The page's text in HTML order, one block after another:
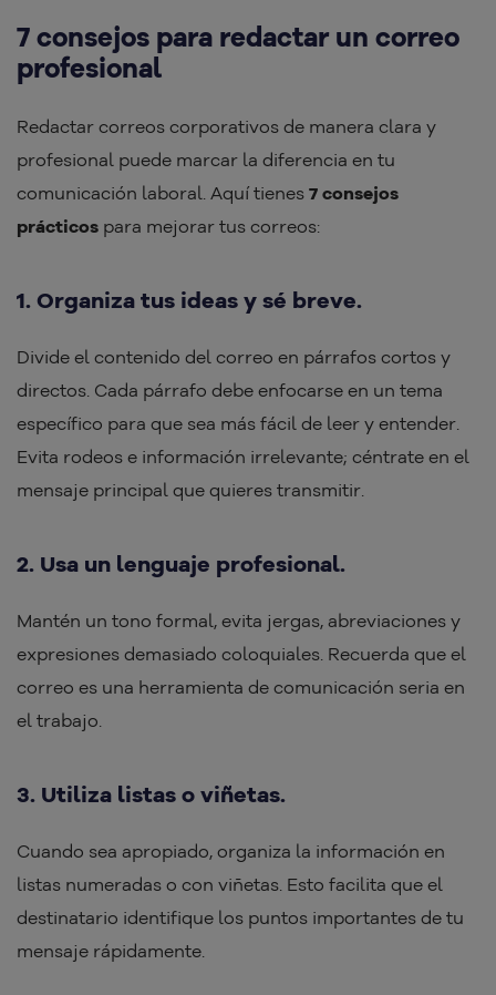
7 consejos para redactar un correo
profesional
Redactar correos corporativos de manera clara y
profesional puede marcar la diferencia en tu
comunicación laboral. Aquí tienes 7 consejos
prácticos para mejorar tus correos:
1. Organiza tus ideas y sé breve.
Divide el contenido del correo en párrafos cortos y
directos. Cada párrafo debe enfocarse en un tema
específico para que sea más fácil de leer y entender.
Evita rodeos e información irrelevante; céntrate en el
mensaje principal que quieres transmitir.
2. Usa un lenguaje profesional.
Mantén un tono formal, evita jergas, abreviaciones y
expresiones demasiado coloquiales. Recuerda que el
correo es una herramienta de comunicación seria en
el trabajo.
3. Utiliza listas o viñetas.
Cuando sea apropiado, organiza la información en
listas numeradas o con viñetas. Esto facilita que el
destinatario identifique los puntos importantes de tu
mensaje rápidamente.